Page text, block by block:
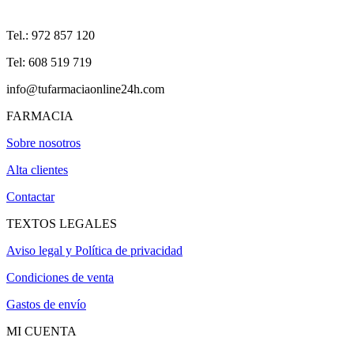
Tel.: 972 857 120
Tel: 608 519 719
info@tufarmaciaonline24h.com
FARMACIA
Sobre nosotros
Alta clientes
Contactar
TEXTOS LEGALES
Aviso legal y Política de privacidad
Condiciones de venta
Gastos de envío
MI CUENTA